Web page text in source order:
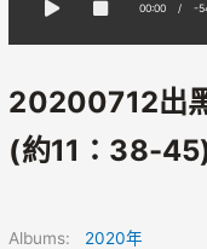
00:00 / -
20200712出
(約11：38-
Albums: 2020年